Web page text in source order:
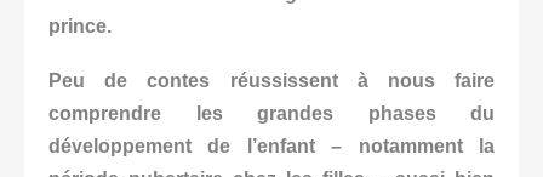
prince.
Peu de contes réussissent à nous faire
comprendre les grandes phases du
développement de l’enfant – notamment la